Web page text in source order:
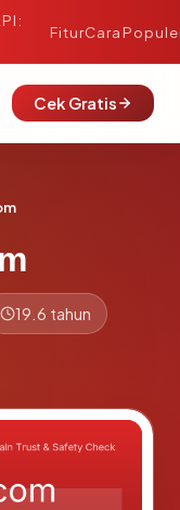
FiturCara
Cek Gratis
19.6 tahun